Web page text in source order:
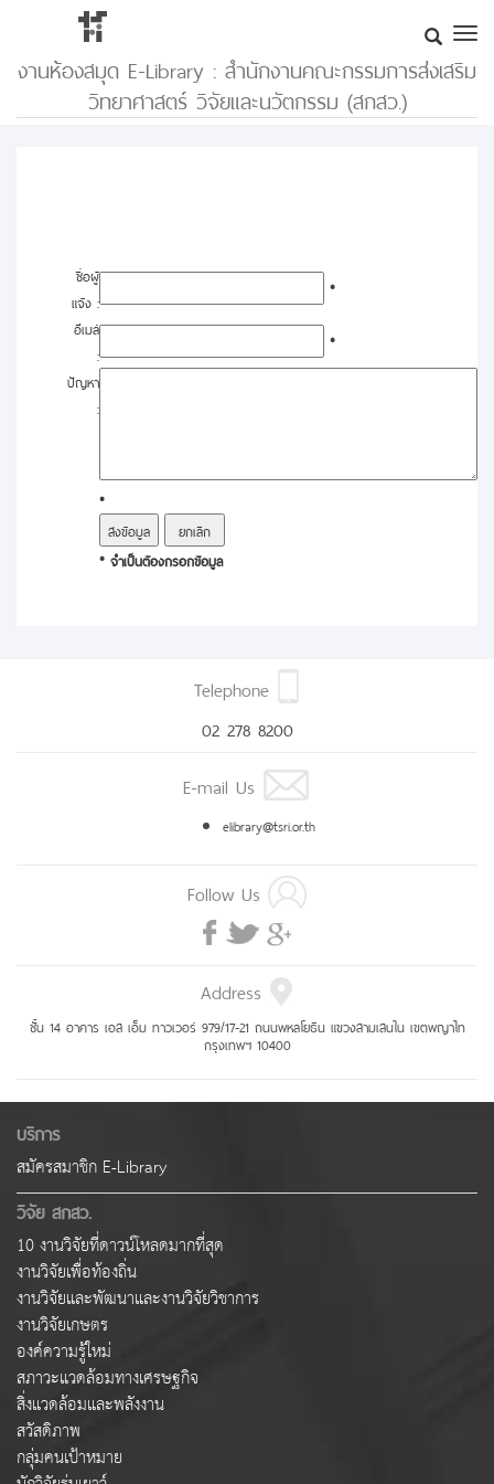
งานห้องสมุด E-Library : สำนักงานคณะกรรมการส่งเสริม
วิทยาศาสตร์ วิจัยและนวัตกรรม (สกสว.)
ชื่อผู้
แจ้ง :
*
อีเมล์
:
*
ปัญหา
:
*
* จำเป็นต้องกรอกข้อมูล
Telephone
02 278 8200
E-mail Us
elibrary@tsri.or.th
Follow Us
Address
ชั้น 14 อาคาร เอส เอ็ม ทาวเวอร์ 979/17-21 ถนนพหลโยธิน แขวงสามเสนใน เขตพญาไท
กรุงเทพฯ 10400
บริการ
สมัครสมาชิก E-Library
วิจัย สกสว.
10 งานวิจัยที่ดาวน์โหลดมากที่สุด
งานวิจัยเพื่อท้องถิ่น
งานวิจัยและพัฒนาและงานวิจัยวิชาการ
งานวิจัยเกษตร
องค์ความรู้ใหม่
สภาวะแวดล้อมทางเศรษฐกิจ
สิ่งแวดล้อมและพลังงาน
สวัสดิภาพ
กลุ่มคนเป้าหมาย